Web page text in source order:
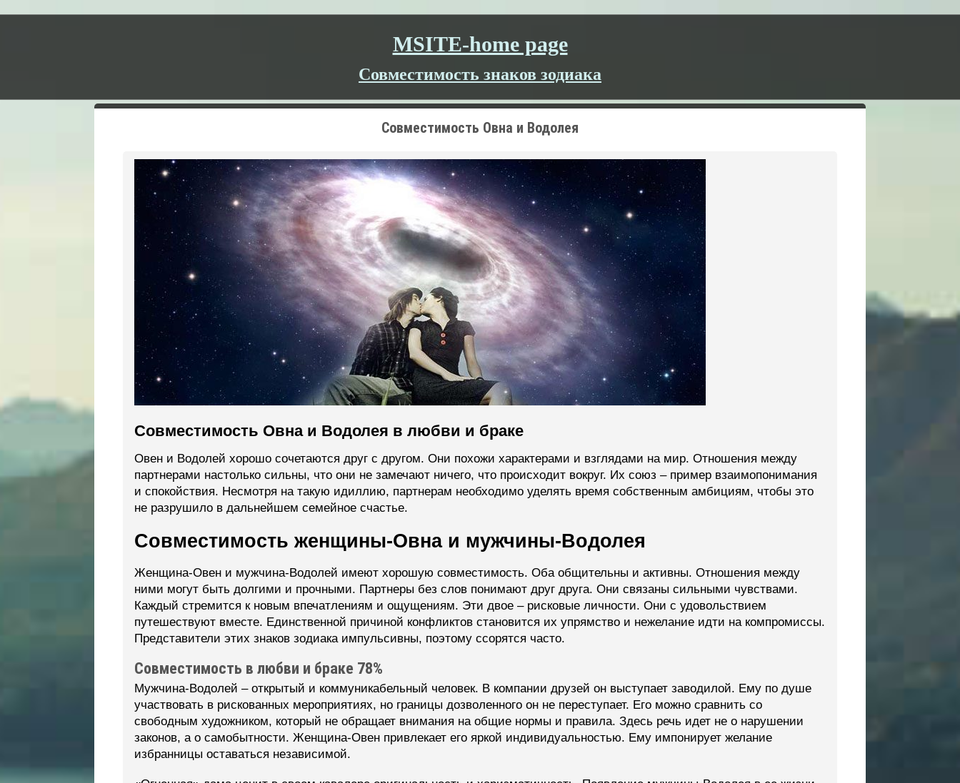
MSITE-home page
Совместимость знаков зодиака
Совместимость Овна и Водолея
Совместимость Овна и Водолея в любви и браке
Овен и Водолей хорошо сочетаются друг с другом. Они похожи характерами и взглядами на мир. Отношения между
партнерами настолько сильны, что они не замечают ничего, что происходит вокруг. Их союз – пример взаимопонимания
и спокойствия. Несмотря на такую идиллию, партнерам необходимо уделять время собственным амбициям, чтобы это
не разрушило в дальнейшем семейное счастье.
Совместимость женщины-Овна и мужчины-Водолея
Женщина-Овен и мужчина-Водолей имеют хорошую совместимость. Оба общительны и активны. Отношения между
ними могут быть долгими и прочными. Партнеры без слов понимают друг друга. Они связаны сильными чувствами.
Каждый стремится к новым впечатлениям и ощущениям. Эти двое – рисковые личности. Они с удовольствием
путешествуют вместе. Единственной причиной конфликтов становится их упрямство и нежелание идти на компромиссы.
Представители этих знаков зодиака импульсивны, поэтому ссорятся часто.
Совместимость в любви и браке 78%
Мужчина-Водолей – открытый и коммуникабельный человек. В компании друзей он выступает заводилой. Ему по душе
участвовать в рискованных мероприятиях, но границы дозволенного он не переступает. Его можно сравнить со
свободным художником, который не обращает внимания на общие нормы и правила. Здесь речь идет не о нарушении
законов, а о самобытности. Женщина-Овен привлекает его яркой индивидуальностью. Ему импонирует желание
избранницы оставаться независимой.